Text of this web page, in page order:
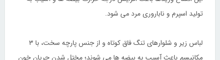
تولید اسپرم و ناباروری مرد می شود.
لباس زیر و شلوارهای تنگ فاق کوتاه و از جنس پارچه سخت، با ۳
مکانیسم باعث آسیب به بیضه ها می شوند؛ مختل شدن جریان خون